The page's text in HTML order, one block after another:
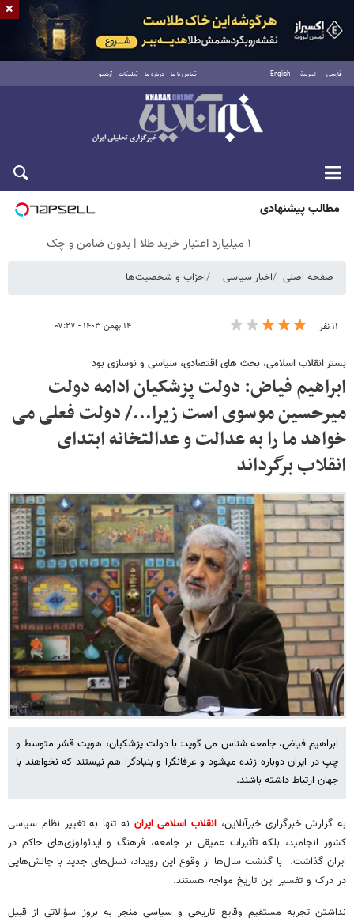
فارسی العربية English تماس با ما درباره ما تبلیغات آرشیو
جمعه ۱۶ مرداد ۱۴۰۵
مطالب پیشنهادی
۱ میلیارد اعتبار خرید طلا | بدون ضامن و چک
صفحه اصلی اخبار سیاسی احزاب و شخصیت‌ها
۱۱ نفر ۱۴ بهمن ۱۴۰۳ - ۰۷:۲۷
بستر انقلاب اسلامی، بحث های اقتصادی، سیاسی و نوسازی بود
ابراهیم فیاض: دولت پزشکیان ادامه دولت
میرحسین موسوی است زیرا.../ دولت فعلی می
خواهد ما را به عدالت و عدالتخانه ابتدای
انقلاب برگرداند
ابراهیم فیاض، جامعه شناس می گوید: با دولت پزشکیان، هویت قشر متوسط و
چپ در ایران دوباره زنده می‎شود و عرفان‎گرا و بنیادگرا هم نیستند که نخواهند با
جهان ارتباط داشته باشند.
به گزارش خبرگزاری خبرآنلاین، انقلاب اسلامی ایران نه تنها به تغییر نظام سیاسی
کشور انجامید، بلکه تأثیرات عمیقی بر جامعه، فرهنگ و ایدئولوژی‌های حاکم در
ایران گذاشت. با گذشت سال‌ها از وقوع این رویداد، نسل‌های جدید با چالش‌هایی
در درک و تفسیر این تاریخ مواجه هستند.
نداشتن تجربه مستقیم وقایع تاریخی و سیاسی منجر به بروز سؤالاتی از قبیل
×